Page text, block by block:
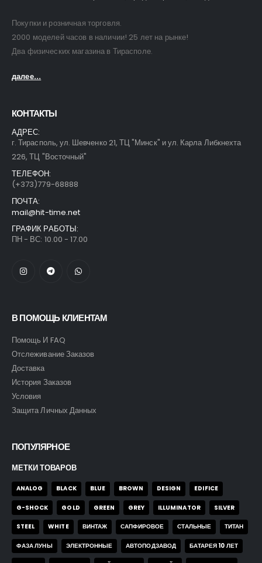
Покупки и розничная торговля.
2000 моделей часов в наличии! 25 лет на рынке!
Два физических магазина в Тирасполе.
далее...
КОНТАКТЫ
АДРЕС:
г. Тирасполь, ул. Шевченко 21, ТЦ "Минск" и ул. Карла Либкнехта
226, ТЦ "Восточный"
ТЕЛЕФОН:
(+373)779-68888
ПОЧТА:
mail@hit-time.net
ГРАФИК РАБОТЫ:
ПН - ВС: 10.00 - 17.00
В ПОМОЩЬ КЛИЕНТАМ
Помощь И FAQ
Отслеживание Заказов
Доставка
История Заказов
Условия
Защита Личных Данных
ПОПУЛЯРНОЕ
МЕТКИ ТОВАРОВ
ANALOG BLACK BLUE BROWN DESIGN EDIFICE
G-SHOCK GOLD GREEN GREY ILLUMINATOR SILVER
STEEL WHITE ВИНТАЖ САПФИРОВОЕ СТАЛЬНЫЕ ТИТАН
ФАЗА ЛУНЫ ЭЛЕКТРОННЫЕ АВТОПОДЗАВОД БАТАРЕЯ 10 ЛЕТ